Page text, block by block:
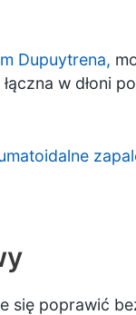
Dupuytrena,
w dłoni
się poprawić